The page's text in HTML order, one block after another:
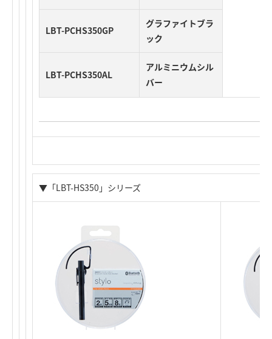
LBT-PCHS350GP
グラファイトブラ
ック
LBT-PCHS350AL
アルミニウムシル
バー
▼ 「LBT-HS350」シリーズ